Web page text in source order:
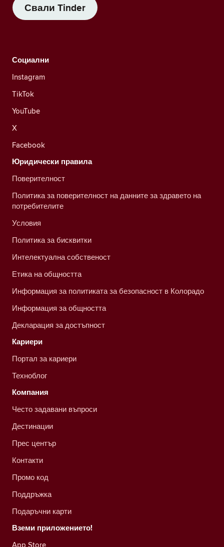
Свали Tinder
Социални
Instagram
TikTok
YouTube
X
Facebook
Юридически правила
Поверителност
Политика за поверителност на данните за здравето на
потребителите
Условия
Политика за бисквитки
Интелектуална собственост
Етика на общността
Информация за политиката за безопасност в Колорадо
Информация за общността
Декларация за достъпност
Кариери
Портал за кариери
Техноблог
Компания
Често задавани въпроси
Дестинации
Прес център
Контакти
Промо код
Поддръжка
Подаръчни карти
Вземи приложението!
App Store